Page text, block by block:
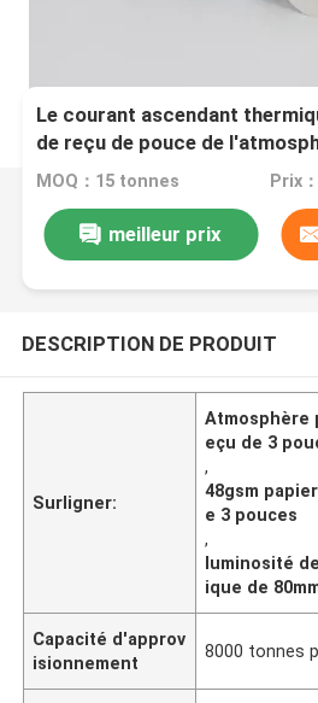
Le courant ascendant
de reçu de pouce de
acquittent l'intense luminosité
MOQ：15 tonnes Prix
meilleur prix
DESCRIPTION DE PRODUIT
Surligner:
Atmosphère
eçu de 3
,
48gsm
e 3 pouces
,
luminosité
ique de
Capacité d'approv
isionnement
8000 tonnes